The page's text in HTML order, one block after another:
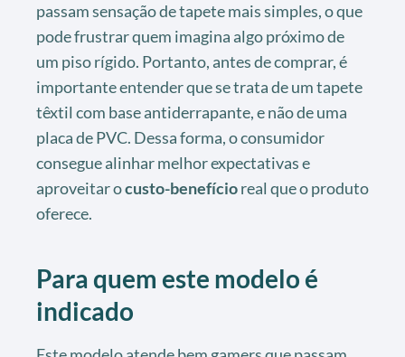
passam sensação de tapete mais simples, o que
pode frustrar quem imagina algo próximo de
um piso rígido. Portanto, antes de comprar, é
importante entender que se trata de um tapete
têxtil com base antiderrapante, e não de uma
placa de PVC. Dessa forma, o consumidor
consegue alinhar melhor expectativas e
aproveitar ocusto-benefícioreal que o produto
oferece.
Para quem este modelo é
indicado